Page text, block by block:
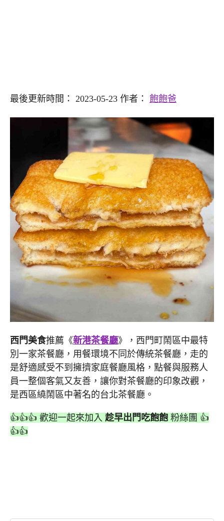
最後更新時間： 2023-05-23 作者： 飽飽爸
西門美食推薦《新港茶餐廳》，西門町鬧區中最特
別一家茶餐廳，用餐環境不同於傳統茶餐廳，走的
是舒適感受不到擁擠家庭餐廳風格，點餐與服務人
員一整個客氣又友善，讓你對茶餐廳的印象改觀，
是西區繞鬧區中著名的台北茶餐廳。
👍👍👍 歡迎一起來加入 趁早出門吃飽飽 粉絲團 👍
👍👍